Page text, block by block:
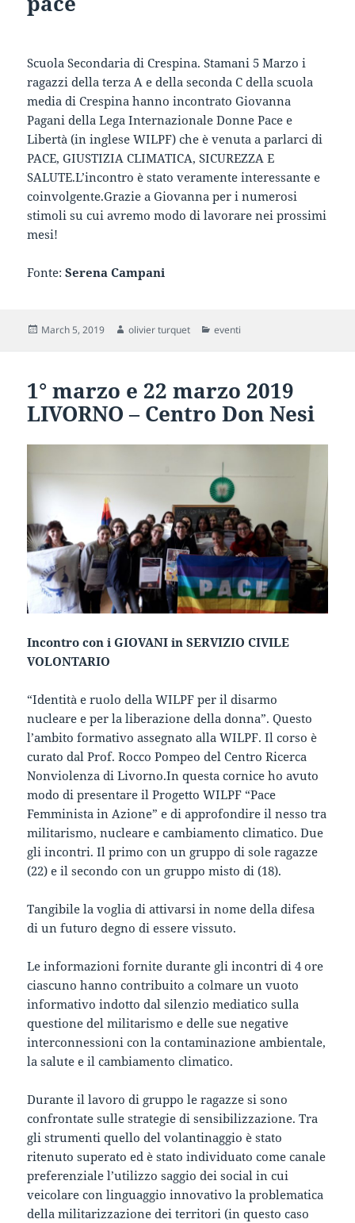
Scuola Secondaria di Crespina. Stamani 5 Marzo i
ragazzi della terza A e della seconda C della scuola
media di Crespina hanno incontrato Giovanna
Pagani della Lega Internazionale Donne Pace e
Libertà (in inglese WILPF) che è venuta a parlarci di
PACE, GIUSTIZIA CLIMATICA, SICUREZZA E
SALUTE.L’incontro è stato veramente interessante e
coinvolgente.Grazie a Giovanna per i numerosi
stimoli su cui avremo modo di lavorare nei prossimi
mesi!
Fonte:Serena Campani
Posted
March 5, 2019 Author
olivier turquet Categories
eventi
1° marzo e 22 marzo 2019
LIVORNO – Centro Don Nesi
Incontro con i GIOVANI in SERVIZIO CIVILE
VOLONTARIO
“Identità e ruolo della WILPF per il disarmo
nucleare e per la liberazione della donna”. Questo
l’ambito formativo assegnato alla WILPF. Il corso è
curato dal Prof. Rocco Pompeo del Centro Ricerca
Nonviolenza di Livorno.In questa cornice ho avuto
modo di presentare il Progetto WILPF “Pace
Femminista in Azione” e di approfondire il nesso tra
militarismo, nucleare e cambiamento climatico. Due
gli incontri. Il primo con un gruppo di sole ragazze
(22) e il secondo con un gruppo misto di (18).
Tangibile la voglia di attivarsi in nome della difesa
di un futuro degno di essere vissuto.
Le informazioni fornite durante gli incontri di 4 ore
ciascuno hanno contribuito a colmare un vuoto
informativo indotto dal silenzio mediatico sulla
questione del militarismo e delle sue negative
interconnessioni con la contaminazione ambientale,
la salute e il cambiamento climatico.
Durante il lavoro di gruppo le ragazze si sono
confrontate sulle strategie di sensibilizzazione. Tra
gli strumenti quello del volantinaggio è stato
ritenuto superato ed è stato individuato come canale
preferenziale l’utilizzo saggio dei social in cui
veicolare con linguaggio innovativo la problematica
della militarizzazione dei territori (in questo caso